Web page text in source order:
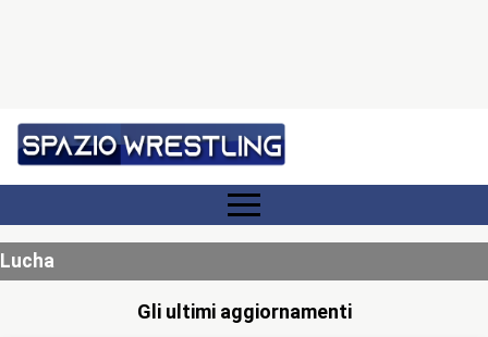
Lucha
Gli ultimi aggiornamenti